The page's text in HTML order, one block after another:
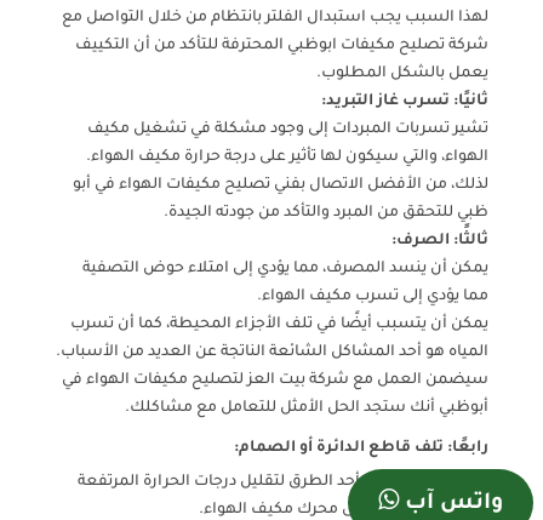
لهذا السبب يجب استبدال الفلتر بانتظام من خلال التواصل مع
شركة تصليح مكيفات ابوظبي المحترفة للتأكد من أن التكييف
يعمل بالشكل المطلوب.
ثانيًا: تسرب غاز التبريد:
تشير تسربات المبردات إلى وجود مشكلة في تشغيل مكيف
الهواء، والتي سيكون لها تأثير على درجة حرارة مكيف الهواء.
لذلك، من الأفضل الاتصال بفني تصليح مكيفات الهواء في أبو
ظبي للتحقق من المبرد والتأكد من جودته الجيدة.
ثالثًا: الصرف:
يمكن أن ينسد المصرف، مما يؤدي إلى امتلاء حوض التصفية
مما يؤدي إلى تسرب مكيف الهواء.
يمكن أن يتسبب أيضًا في تلف الأجزاء المحيطة، كما أن تسرب
المياه هو أحد المشاكل الشائعة الناتجة عن العديد من الأسباب.
سيضمن العمل مع شركة بيت العز لتصليح مكيفات الهواء في
أبوظبي أنك ستجد الحل الأمثل للتعامل مع مشاكلك.
رابعًا: تلف قاطع الدائرة أو الصمام:
يعتبر قاطع الدائرة أحد الطرق لتقليل درجات الحرارة المرتفعة
التي يمكن أن تؤثر على محرك مكيف الهواء.
واتس آب